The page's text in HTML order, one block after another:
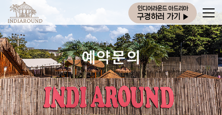
인디어라운드 아드리아
구경하러 가기 ▶